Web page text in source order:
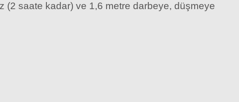
(2 saate kadar) ve 1,6 metre darbeye, düşmeye